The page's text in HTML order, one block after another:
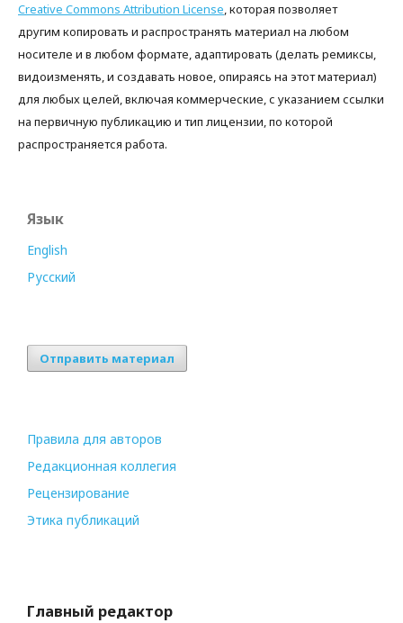
Creative Commons Attribution License, которая позволяет
другим копировать и распространять материал на любом
носителе и в любом формате, адаптировать (делать ремиксы,
видоизменять, и создавать новое, опираясь на этот материал)
для любых целей, включая коммерческие, с указанием ссылки
на первичную публикацию и тип лицензии, по которой
распространяется работа.
Язык
English
Русский
Отправить материал
Правила для авторов
Редакционная коллегия
Рецензирование
Этика публикаций
Главный редактор